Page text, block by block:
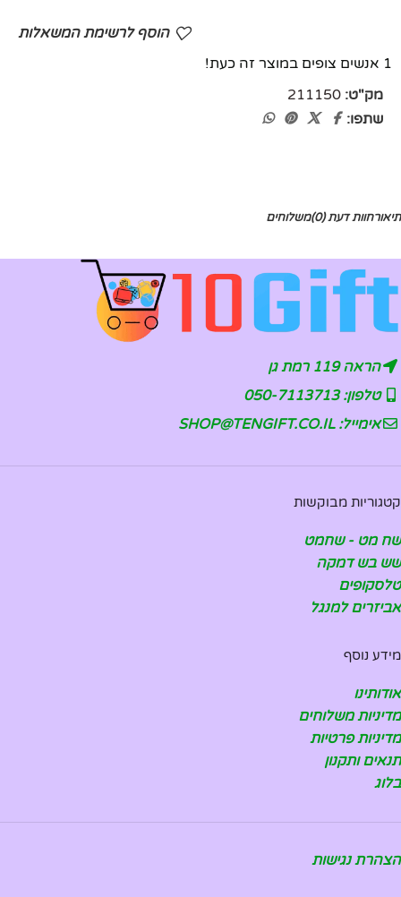
הוסף לרשימת המשאלות
1 אנשים צופים במוצר זה כעת!
מק"ט: 211150
שתפו:
תיאורחוות דעת (0) משלוחים
הראה 119 רמת גן
טלפון: 050-7113713
אימייל: SHOP@TENGIFT.CO.IL
קטגוריות מבוקשות
שח מט - שחמט
שש בש דמקה
טלסקופים
אביזרים למנגל
מידע נוסף
אודותינו
מדיניות משלוחים
מדיניות פרטיות
תנאים ותקנון
בלוג
הצהרת נגישות